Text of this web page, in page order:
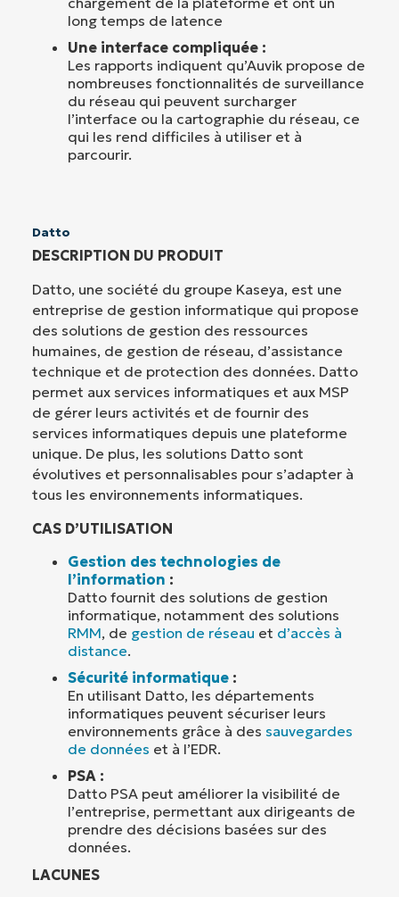
long temps de latence
Une interface compliquée :
Les rapports indiquent qu’Auvik propose de
nombreuses fonctionnalités de surveillance
du réseau qui peuvent surcharger
l’interface ou la cartographie du réseau, ce
qui les rend difficiles à utiliser et à
parcourir.
Datto
DESCRIPTION DU PRODUIT
Datto, une société du groupe Kaseya, est une
entreprise de gestion informatique qui propose
des solutions de gestion des ressources
humaines, de gestion de réseau, d’assistance
technique et de protection des données. Datto
permet aux services informatiques et aux MSP
de gérer leurs activités et de fournir des
services informatiques depuis une plateforme
unique. De plus, les solutions Datto sont
évolutives et personnalisables pour s’adapter à
tous les environnements informatiques.
CAS D’UTILISATION
Gestion des technologies de
l’information :
Datto fournit des solutions de gestion
informatique, notamment des solutions
RMM, de gestion de réseau et d’accès à
distance.
Sécurité informatique :
En utilisant Datto, les départements
informatiques peuvent sécuriser leurs
environnements grâce à des sauvegardes
de données et à l’EDR.
PSA :
Datto PSA peut améliorer la visibilité de
l’entreprise, permettant aux dirigeants de
prendre des décisions basées sur des
données.
LACUNES